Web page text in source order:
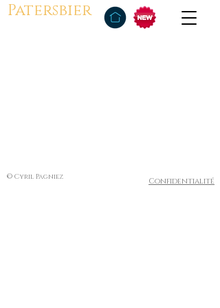
Patersbier
© Cyril Pagniez Confidentialité